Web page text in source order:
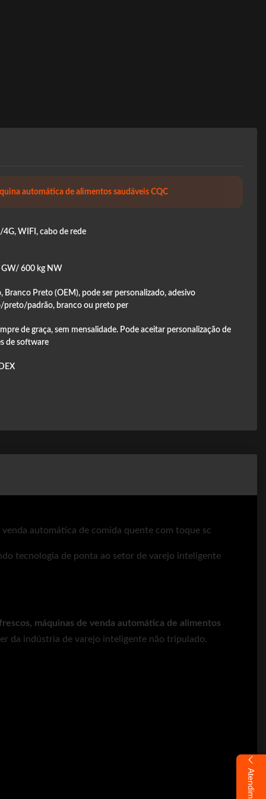
automática de alimentos saudáveis CQC
WIFI, cabo de rede
GW/ 600 kg NW
Branco Preto (OEM), pode ser personalizado, adesivo
preto/padrão, branco ou preto per
de graça, sem mensalidade. Pode aceitar personalização de
de software
automática de comida quente com toque sc
tecnologia de ponta ao setor de varejo inteligente
máquinas de venda automática de alimentos
da indústria de varejo inteligente não tripulado.